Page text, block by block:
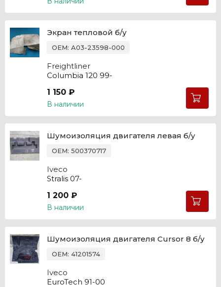
Экран тепловой б/у
OEM: A03-23598-000
Freightliner
Columbia 120 99-
1 150 ₽
В наличии
Шумоизоляция двигателя левая б/у
OEM: 500370717
Iveco
Stralis 07-
1 200 ₽
В наличии
Шумоизоляция двигателя Cursor 8 б/у
OEM: 41201574
Iveco
EuroTech 91-00